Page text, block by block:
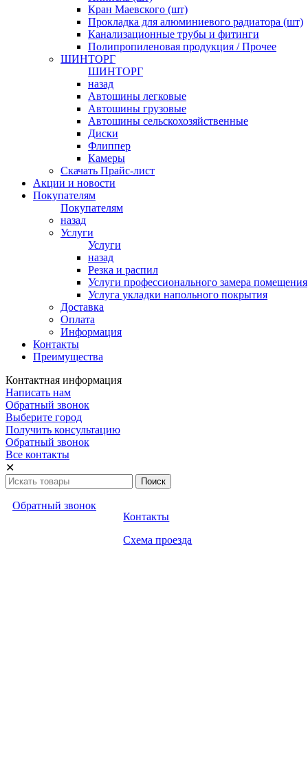
Кран Маевского (шт)
Прокладка для алюминиевого радиатора (шт)
Канализационные трубы и фитинги
Полипропиленовая продукция / Прочее
ШИНТОРГ
ШИНТОРГ
назад
Автошины легковые
Автошины грузовые
Автошины сельскохозяйственные
Диски
Флиппер
Камеры
Скачать Прайс-лист
Акции и новости
Покупателям
Покупателям
назад
Услуги
Услуги
назад
Резка и распил
Услуги профессионального замера помещения
Услуга укладки напольного покрытия
Доставка
Оплата
Информация
Контакты
Преимущества
Контактная информация
Написать нам
Обратный звонок
Выберите город
Получить консультацию
Обратный звонок
Все контакты
✕
Обратный звонок
Контакты
Схема проезда